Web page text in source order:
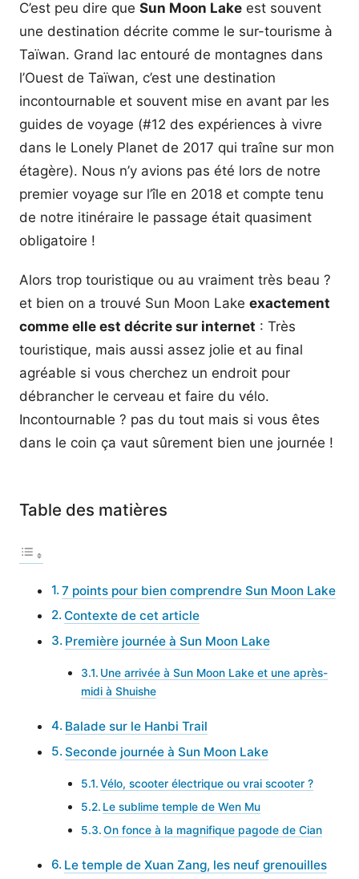
C’est peu dire que Sun Moon Lake est souvent
une destination décrite comme le sur-tourisme à
Taïwan. Grand lac entouré de montagnes dans
l’Ouest de Taïwan, c’est une destination
incontournable et souvent mise en avant par les
guides de voyage (#12 des expériences à vivre
dans le Lonely Planet de 2017 qui traîne sur mon
étagère). Nous n’y avions pas été lors de notre
premier voyage sur l’île en 2018 et compte tenu
de notre itinéraire le passage était quasiment
obligatoire !
Alors trop touristique ou au vraiment très beau ?
et bien on a trouvé Sun Moon Lake exactement
comme elle est décrite sur internet : Très
touristique, mais aussi assez jolie et au final
agréable si vous cherchez un endroit pour
débrancher le cerveau et faire du vélo.
Incontournable ? pas du tout mais si vous êtes
dans le coin ça vaut sûrement bien une journée !
Table des matières
7 points pour bien comprendre Sun Moon Lake
Contexte de cet article
Première journée à Sun Moon Lake
Une arrivée à Sun Moon Lake et une après-
midi à Shuishe
Balade sur le Hanbi Trail
Seconde journée à Sun Moon Lake
Vélo, scooter électrique ou vrai scooter ?
Le sublime temple de Wen Mu
On fonce à la magnifique pagode de Cian
Le temple de Xuan Zang, les neuf grenouilles